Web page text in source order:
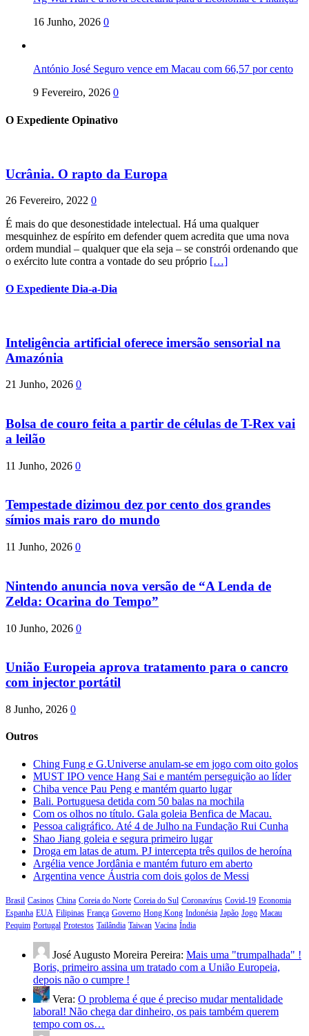
16 Junho, 2026 0
António José Seguro vence em Macau com 66,57 por cento
9 Fevereiro, 2026 0
O Expediente Opinativo
Ucrânia. O rapto da Europa
26 Fevereiro, 2022 0
É mais do que desonestidade intelectual. Há uma qualquer
mesquinhez de espírito em defender quem acredita que uma nova
ordem mundial – qualquer que ela seja – se constrói ordenando que
o exército lute contra a vontade do seu próprio […]
O Expediente Dia-a-Dia
Inteligência artificial oferece imersão sensorial na
Amazónia
21 Junho, 2026 0
Bolsa de couro feita a partir de células de T-Rex vai
a leilão
11 Junho, 2026 0
Tempestade dizimou dez por cento dos grandes
símios mais raro do mundo
11 Junho, 2026 0
Nintendo anuncia nova versão de “A Lenda de
Zelda: Ocarina do Tempo”
10 Junho, 2026 0
União Europeia aprova tratamento para o cancro
com injector portátil
8 Junho, 2026 0
Outros
Ching Fung e G.Universe anulam-se em jogo com oito golos
MUST IPO vence Hang Sai e mantém perseguição ao líder
Chiba vence Pau Peng e mantém quarto lugar
Bali. Portuguesa detida com 50 balas na mochila
Com os olhos no título. Gala goleia Benfica de Macau.
Pessoa caligráfico. Até 4 de Julho na Fundação Rui Cunha
Shao Jiang goleia e segura primeiro lugar
Droga em latas de atum. PJ intercepta três quilos de heroína
Argélia vence Jordânia e mantém futuro em aberto
Argentina vence Áustria com dois golos de Messi
Brasil Casinos China Coreia do Norte Coreia do Sul Coronavírus Covid-19 Economia
Espanha EUA Filipinas França Governo Hong Kong Indonésia Japão Jogo Macau
Pequim Portugal Protestos Tailândia Taiwan Vacina Índia
José Augusto Moreira Pereira: Mais uma "trumpalhada" !
Boris, primeiro assina um tratado com a União Europeia,
depois não o cumpre !
Vera: O problema é que é preciso mudar mentalidade
laboral! Não chega dar dinheiro, os pais também querem
tempo com os…